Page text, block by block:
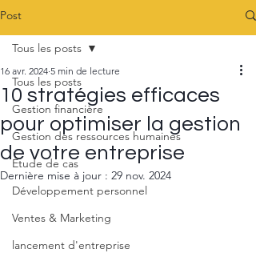
Post
Tous les posts
Gestion financière
Gestion des ressources humaines
Étude de cas
Développement personnel
Ventes & Marketing
lancement d'entreprise
Tous les posts
10 stratégies efficaces
pour optimiser la gestion
de votre entreprise
16 avr. 2024 5 min de lecture
Dernière mise à jour : 29 nov. 2024